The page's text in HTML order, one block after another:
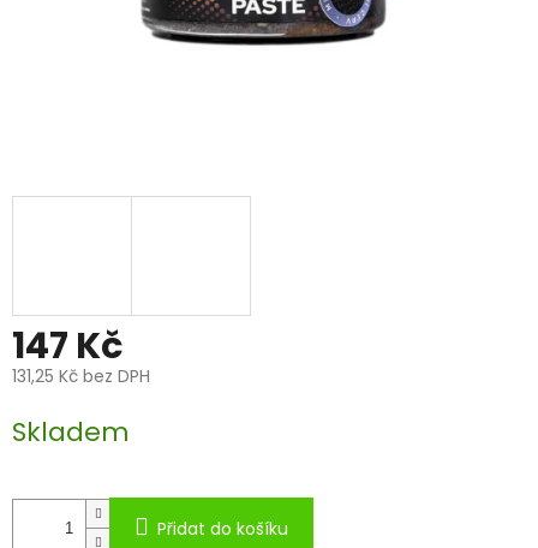
147 Kč
131,25 Kč bez DPH
cena:
Skladem
Přidat do košíku